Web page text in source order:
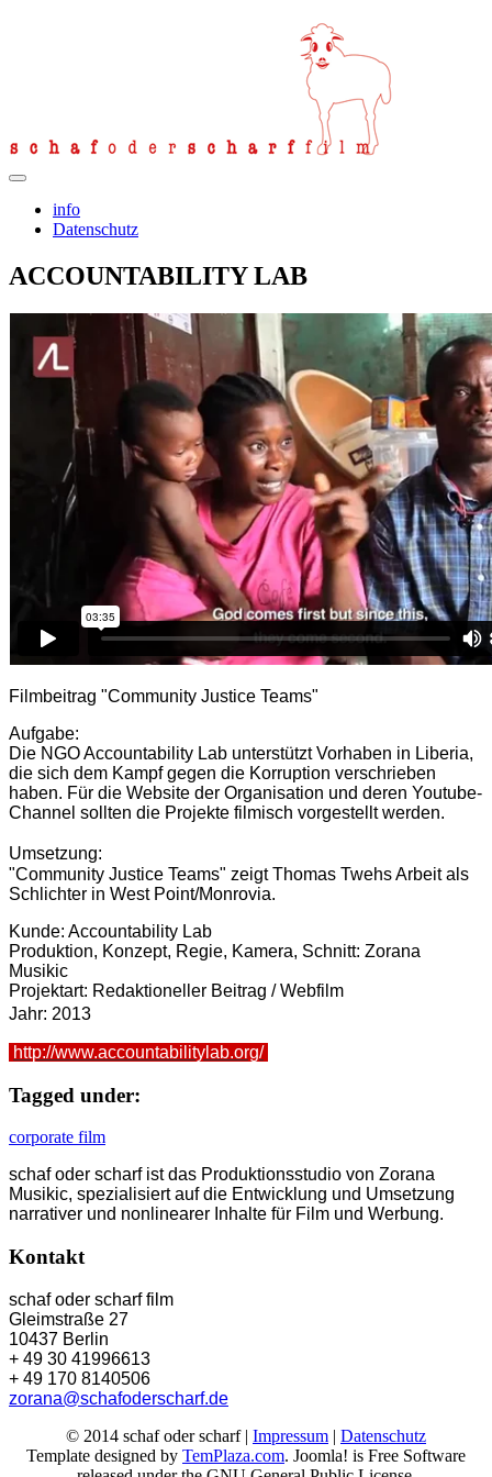
info
Datenschutz
ACCOUNTABILITY LAB
Filmbeitrag "Community Justice Teams"
Aufgabe:
Die NGO Accountability Lab unterstützt Vorhaben in Liberia,
die sich dem Kampf gegen die Korruption verschrieben
haben. Für die Website der Organisation und deren Youtube-
Channel sollten die Projekte filmisch vorgestellt werden.
Umsetzung:
"Community Justice Teams" zeigt Thomas Twehs Arbeit als
Schlichter in West Point/Monrovia.
Kunde: Accountability Lab
Produktion, Konzept, Regie, Kamera, Schnitt: Zorana
Musikic
Projektart: Redaktioneller Beitrag / Webfilm
Jahr: 2013
http://www.accountabilitylab.org/
Tagged under:
corporate film
schaf oder scharf ist das Produktionsstudio von Zorana
Musikic, spezialisiert auf die Entwicklung und Umsetzung
narrativer und nonlinearer Inhalte für Film und Werbung.
Kontakt
schaf oder scharf film
Gleimstraße 27
10437 Berlin
+ 49 30 41996613
+ 49 170 8140506
zorana@schafoderscharf.de
© 2014 schaf oder scharf | Impressum | Datenschutz
Template designed by TemPlaza.com. Joomla! is Free Software